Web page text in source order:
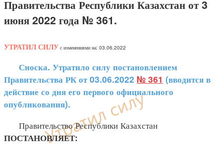
Правительства Республики Казахстан от 3
июня 2022 года № 361.
УТРАТИЛ СИЛУ с изменениями на: 03.06.2022
Сноска. Утратило силу постановлением
Правительства РК от 03.06.2022 № 361 (вводится в
действие со дня его первого официального
опубликования).
Правительство Республики Казахстан
ПОСТАНОВЛЯЕТ: